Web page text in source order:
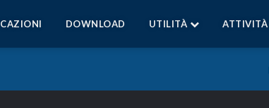
DOWNLOAD UTILITÀ ATTIVITÀ